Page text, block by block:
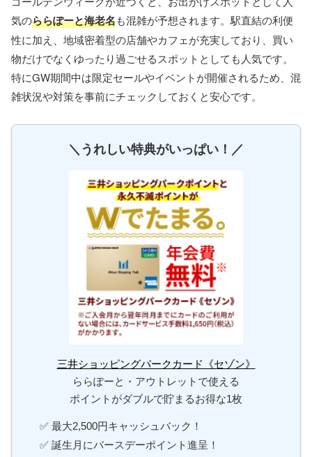
気のららぽーと海老名も混雑が予想されます。駅直結の利便
性に加え、地域密着型の店舗やカフェが充実しており、買い
物だけでなくゆったり過ごせるスポットとしても人気です。
特にGW期間中は限定セールやイベントが開催されるため、混
雑状況や対策を事前にチェックしておくと安心です。
＼うれしい特典がいっぱい！／
三井ショッピングパークカード《セゾン》
ららぽーと・アウトレットで使える
ポイントがダブルで貯まるお得な1枚
✅ 最大2,500円キャッシュバック！
✅ 誕生月にバースデーポイント進呈！